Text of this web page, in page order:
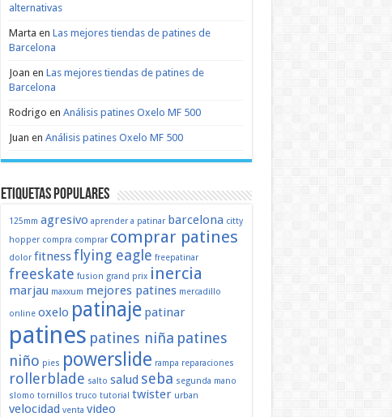
alternativas
Marta en Las mejores tiendas de patines de
Barcelona
Joan en Las mejores tiendas de patines de
Barcelona
Rodrigo en Análisis patines Oxelo MF 500
Juan en Análisis patines Oxelo MF 500
Etiquetas populares
125mm agresivo aprender a patinar barcelona citty
hopper compra comprar comprar patines
dolor fitnessflying eagle freepatinar
freeskate fusion grand prix inercia
marjau maxxum mejores patines mercadillo
online oxelo patinaje patinar
patines patines niña patines
niño pies powerslide rampa reparaciones
rollerblade salto salud seba segunda mano
slomo tornillos truco tutorial twister urban
velocidad venta video